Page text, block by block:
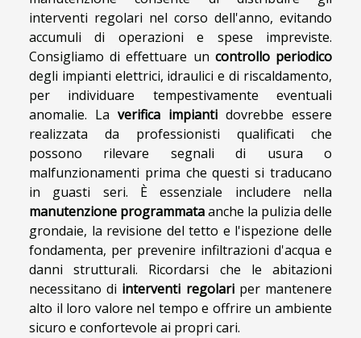
interventi regolari nel corso dell'anno, evitando
accumuli di operazioni e spese impreviste.
Consigliamo di effettuare un controllo periodico
degli impianti elettrici, idraulici e di riscaldamento,
per individuare tempestivamente eventuali
anomalie. La verifica impianti dovrebbe essere
realizzata da professionisti qualificati che
possono rilevare segnali di usura o
malfunzionamenti prima che questi si traducano
in guasti seri. È essenziale includere nella
manutenzione programmataanche la pulizia delle
grondaie, la revisione del tetto e l'ispezione delle
fondamenta, per prevenire infiltrazioni d'acqua e
danni strutturali. Ricordarsi che le abitazioni
necessitano di interventi regolariper mantenere
alto il loro valore nel tempo e offrire un ambiente
sicuro e confortevole ai propri cari.